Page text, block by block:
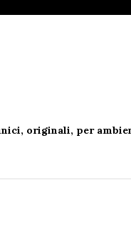
originali, per